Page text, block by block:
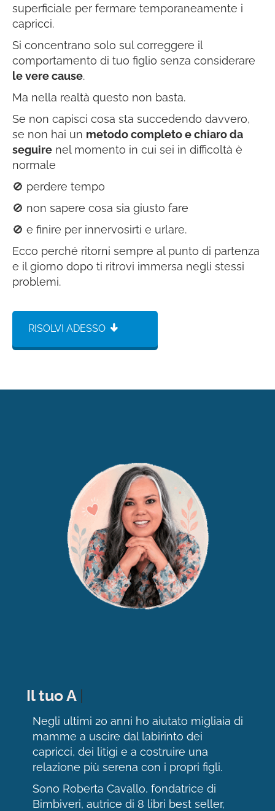
superficiale per fermare temporaneamente i
capricci.
Si concentrano solo sul correggere il
comportamento di tuo figlio senza considerare
le vere cause.
Ma nella realtà questo non basta.
Se non capisci cosa sta succedendo davvero,
se non hai un metodo completo e chiaro da
seguire nel momento in cui sei in difficoltà è
normale
🚫 perdere tempo
🚫 non sapere cosa sia giusto fare
🚫 e finire per innervosirti e urlare.
Ecco perché ritorni sempre al punto di partenza
e il giorno dopo ti ritrovi immersa negli stessi
problemi.
RISOLVI ADESSO
Il tuo Aiutante Magico.
Negli ultimi 20 anni ho aiutato migliaia di
mamme a uscire dal labirinto dei
capricci, dei litigi e a costruire una
relazione più serena con i propri figli.
Sono Roberta Cavallo, fondatrice di
Bimbiveri, autrice di 8 libri best seller,